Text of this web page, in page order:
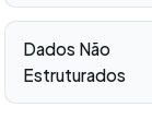
Dados Não
Estruturados